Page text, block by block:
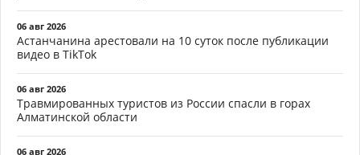
06 авг 2026
Астанчанина арестовали на 10 суток после публикации
видео в TikTok
06 авг 2026
Травмированных туристов из России спасли в горах
Алматинской области
06 авг 2026